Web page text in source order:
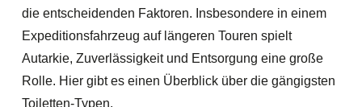
die entscheidenden Faktoren. Insbesondere in einem
Expeditionsfahrzeug auf längeren Touren spielt
Autarkie, Zuverlässigkeit und Entsorgung eine große
Rolle. Hier gibt es einen Überblick über die gängigsten
Toiletten-Typen.